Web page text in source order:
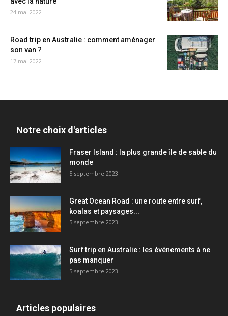
24 mai 2022
Road trip en Australie : comment aménager
son van ?
17 mai 2022
Notre choix d'articles
Fraser Island : la plus grande île de sable du
monde
5 septembre 2023
Great Ocean Road : une route entre surf,
koalas et paysages...
5 septembre 2023
Surf trip en Australie : les événements à ne
pas manquer
5 septembre 2023
Articles populaires